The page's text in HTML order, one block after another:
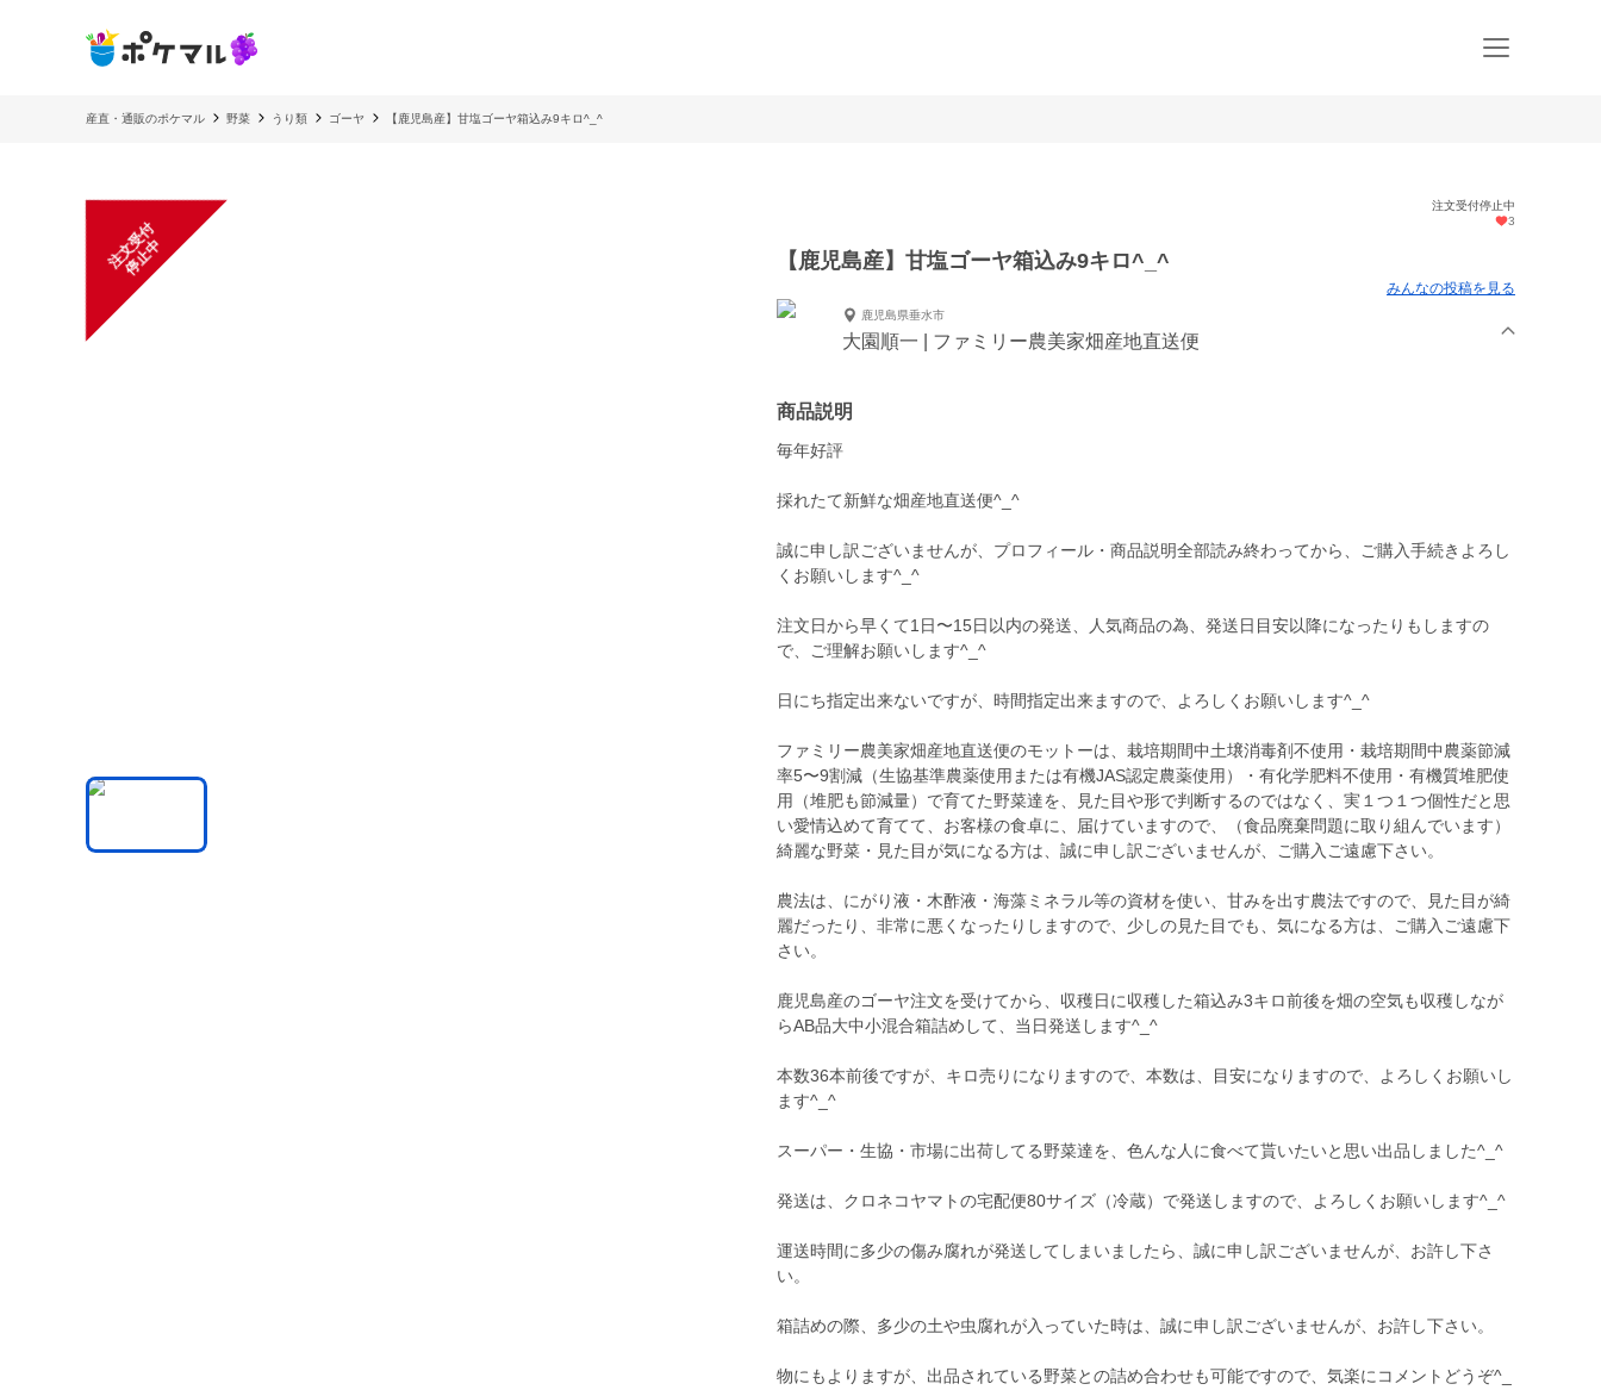
産直・通販のポケマル 野菜 うり類 ゴーヤ 【鹿児島産】甘塩ゴーヤ箱込み9キロ^_^
注
文
受
付
停
止
中
注文受付停止中
3
【鹿児島産】甘塩ゴーヤ箱込み9キロ^_^
みんなの投稿を見る
鹿児島県垂水市
大園順一 | ファミリー農美家畑産地直送便
商品説明
毎年好評
採れたて新鮮な畑産地直送便^_^
誠に申し訳ございませんが、プロフィール・商品説明全部読み終わってから、ご購入手続きよろし
くお願いします^_^
注文日から早くて1日〜15日以内の発送、人気商品の為、発送日目安以降になったりもしますの
で、ご理解お願いします^_^
日にち指定出来ないですが、時間指定出来ますので、よろしくお願いします^_^
ファミリー農美家畑産地直送便のモットーは、栽培期間中土壌消毒剤不使用・栽培期間中農薬節減
率5〜9割減（生協基準農薬使用または有機JAS認定農薬使用）・有化学肥料不使用・有機質堆肥使
用（堆肥も節減量）で育てた野菜達を、見た目や形で判断するのではなく、実１つ１つ個性だと思
い愛情込めて育てて、お客様の食卓に、届けていますので、（食品廃棄問題に取り組んでいます）
綺麗な野菜・見た目が気になる方は、誠に申し訳ございませんが、ご購入ご遠慮下さい。
農法は、にがり液・木酢液・海藻ミネラル等の資材を使い、甘みを出す農法ですので、見た目が綺
麗だったり、非常に悪くなったりしますので、少しの見た目でも、気になる方は、ご購入ご遠慮下
さい。
鹿児島産のゴーヤ注文を受けてから、収穫日に収穫した箱込み3キロ前後を畑の空気も収穫しなが
らAB品大中小混合箱詰めして、当日発送します^_^
本数36本前後ですが、キロ売りになりますので、本数は、目安になりますので、よろしくお願いし
ます^_^
スーパー・生協・市場に出荷してる野菜達を、色んな人に食べて貰いたいと思い出品しました^_^
発送は、クロネコヤマトの宅配便80サイズ（冷蔵）で発送しますので、よろしくお願いします^_^
運送時間に多少の傷み腐れが発送してしまいましたら、誠に申し訳ございませんが、お許し下さ
い。
箱詰めの際、多少の土や虫腐れが入っていた時は、誠に申し訳ございませんが、お許し下さい。
物にもよりますが、出品されている野菜との詰め合わせも可能ですので、気楽にコメントどうぞ^_